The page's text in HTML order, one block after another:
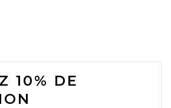
10% DE